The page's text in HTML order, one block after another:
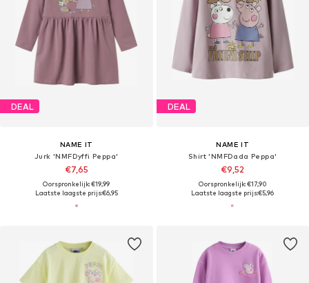
DEAL
NAME IT
Jurk 'NMFDyffi Peppa'
€7,65
Oorspronkelijk: €19,99
Laatste laagste prijs:€6,95
DEAL
NAME IT
Shirt 'NMFDada Peppa'
€9,52
Oorspronkelijk: €17,90
Laatste laagste prijs:€5,96